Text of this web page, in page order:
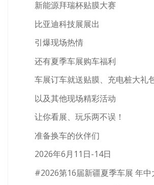
新能源拜瑞杯贴膜大赛
比亚迪科技展展出
引爆现场热情
还有夏季车展购车福利
车展订车就送贴膜、充电桩大礼
以及其他现场精彩活动
让你看展、玩乐两不误！
准备换车的伙伴们
2026年6月11日-14日
#2026第16届新疆夏季车展 年中